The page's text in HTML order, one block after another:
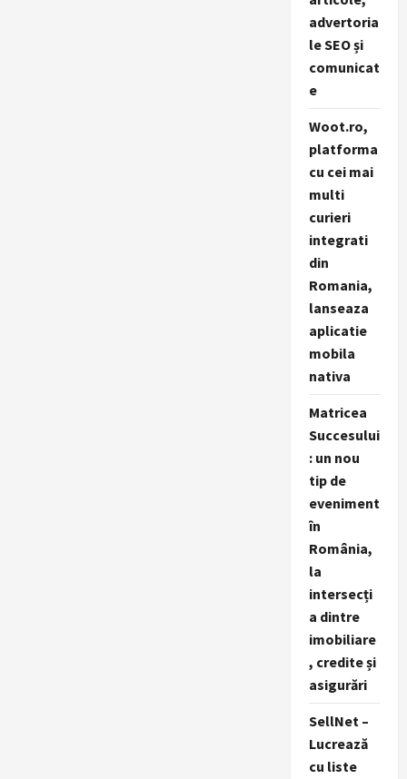
advertoria
le SEO și
comunicat
e
Woot.ro,
platforma
cu cei mai
multi
curieri
integrati
din
Romania,
lanseaza
aplicatie
mobila
nativa
Matricea
Succesului
: un nou
tip de
eveniment
în
România,
la
intersecți
a dintre
imobiliare
, credite și
asigurări
SellNet –
Lucrează
cu liste